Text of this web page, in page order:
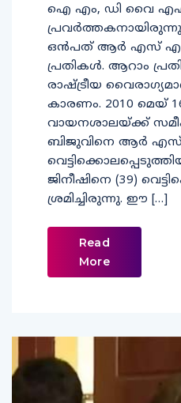
ഐ എം, ഡി വൈ
ഒന്‍പത് ആര്‍ എസ്
പ്രതികള്‍. ആറാം പ്രതി
രാഷ്ട്രീയ
കാരണം. 2010 മെയ്
വായനശാലയ്ക്ക്
ബിജുവിനെ ആര്‍
ജിനീഷിനെ (39)
ശ്രമിച്ചിരുന്നു. ഈ […]
Read
More